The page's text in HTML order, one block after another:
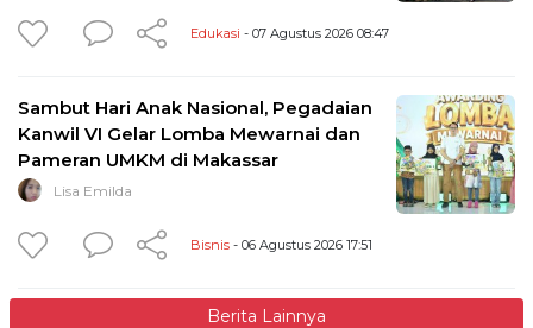
Edukasi - 07 Agustus 2026 08:47
Sambut Hari Anak Nasional, Pegadaian
Kanwil VI Gelar Lomba Mewarnai dan
Pameran UMKM di Makassar
Lisa Emilda
Bisnis - 06 Agustus 2026 17:51
Berita Lainnya